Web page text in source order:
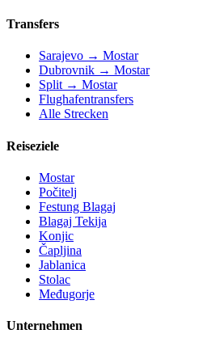
Transfers
Sarajevo → Mostar
Dubrovnik → Mostar
Split → Mostar
Flughafentransfers
Alle Strecken
Reiseziele
Mostar
Počitelj
Festung Blagaj
Blagaj Tekija
Konjic
Čapljina
Jablanica
Stolac
Međugorje
Unternehmen